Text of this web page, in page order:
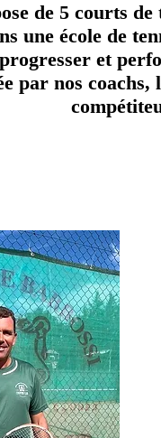
de 5 courts
une école de
et
par nos coachs,